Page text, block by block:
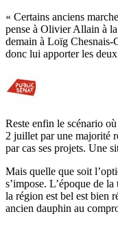
« Certains anciens
pense à Olivier Allain à
demain à Loïg Chesnais-
donc lui apporter les
Reste enfin le scénario
2 juillet par une majorité
par cas ses projets. Une
Mais quelle que soit
s’impose. L’époque de
la région est bel est bien
ancien dauphin au